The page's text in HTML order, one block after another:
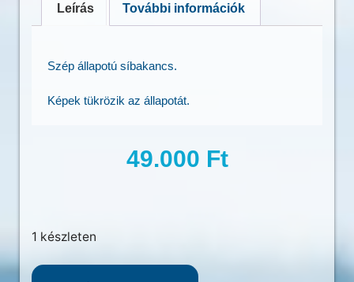
Leírás További információk
Szép állapotú síbakancs.
Képek tükrözik az állapotát.
49.000 Ft
1 készleten